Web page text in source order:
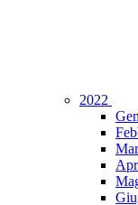
2022